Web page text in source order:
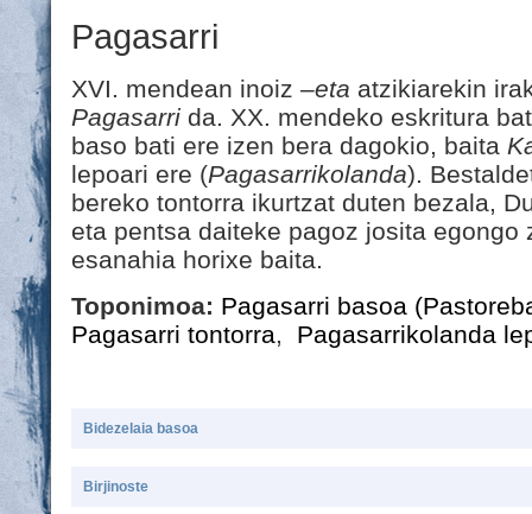
Pagasarri
XVI. mendean inoiz –eta atzikiarekin
Pagasarri da. XX. mendeko eskritura
baso bati ere izen bera dagokio, baita
lepoari ere (Pagasarrikolanda).
bereko tontorra ikurtzat duten bezala,
eta pentsa daiteke pagoz josita egongo
esanahia horixe baita.
Toponimoa: Pagasarri basoa
Pagasarri tontorra, Pagasarrikolanda
Bidezelaia basoa
Birjinoste